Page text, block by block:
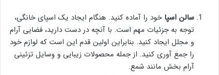
سالن اسپا خود را آماده کنید. هنگام ایجاد یک اسپای خانگی،
توجه به جزئیات مهم است. با آنچه در دست دارید، فضایی آرام
و مجلل ایجاد کنید. بنابراین اولین قدم این است که لوازم خود
را جمع آوری کنید. از جمله محصولات زیبایی و وسایل تزئینی
آرام بخش مانند شمع.